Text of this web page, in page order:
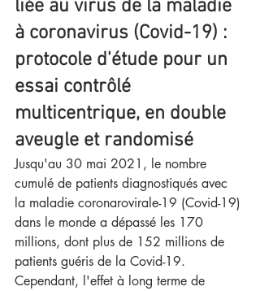
liée au virus de la maladie
à coronavirus (Covid-19) :
protocole d'étude pour un
essai contrôlé
multicentrique, en double
aveugle et randomisé
Jusqu'au 30 mai 2021, le nombre
cumulé de patients diagnostiqués avec
la maladie coronarovirale-19 (Covid-19)
dans le monde a dépassé les 170
millions, dont plus de 152 millions de
patients guéris de la Covid-19.
Cependant, l'effet à long terme de